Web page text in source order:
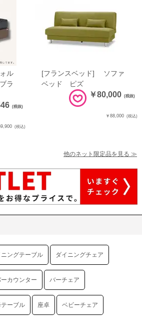
ル
ラ
(税抜)
(税込)
[フランスベッド] ソファ
ベッド ピズ
￥80,000 (税抜)
￥88,000 (税込)
他のネット限定品を見る ≫
ニングテーブル ダイニングチェア
ーカウンター バーチェア
ーブル 座卓 ベビーチェア